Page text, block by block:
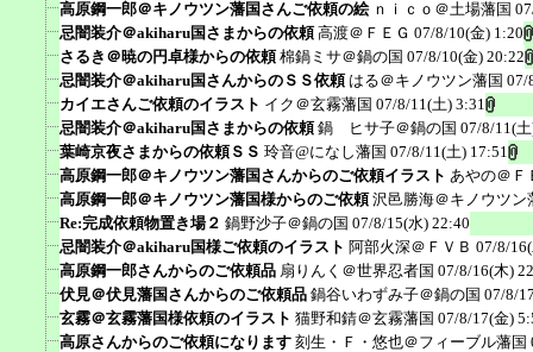
高原鋼一郎＠キノウツン藩国さんご依頼の絵 ｎｉｃｏ＠土場藩国
忌闇装介＠akiharu国さまからの依頼 高渡＠ＦＥＧ 07/8/10(金) 1:20
さるき＠暁の円卓様からの依頼 棉鍋ミサ＠鍋の国 07/8/10(金) 20:22
忌闇装介＠akiharu国さんからのＳＳ依頼 はる＠キノウツン藩国 07/
カイエさんご依頼のイラスト イク＠玄霧藩国 07/8/11(土) 3:31
忌闇装介＠akiharu国さまからの依頼 鍋 ヒサ子＠鍋の国 07/8/11(
葉崎京夜さまからの依頼ＳＳ 玲音@になし藩国 07/8/11(土) 17:51
高原鋼一郎＠キノウツン藩国さんからのご依頼イラスト あやの＠Ｆ
高原鋼一郎＠キノウツン藩国様からのご依頼 沢邑勝海＠キノウツン
Re:完成依頼物置き場２ 鍋野沙子＠鍋の国 07/8/15(水) 22:40
忌闇装介＠akiharu国様ご依頼のイラスト 阿部火深＠ＦＶＢ 07/8/
高原鋼一郎さんからのご依頼品 扇りんく＠世界忍者国 07/8/16(木)
伏見＠伏見藩国さんからのご依頼品 鍋谷いわずみ子＠鍋の国 07/8/
玄霧＠玄霧藩国様依頼のイラスト 猫野和錆＠玄霧藩国 07/8/17(金)
高原さんからのご依頼になります 刻生・Ｆ・悠也＠フィーブル藩国